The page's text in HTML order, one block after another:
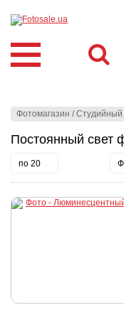
Фотомагазин /Студийный
Постоянный свет
по 20